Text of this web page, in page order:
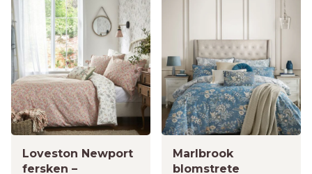
Loveston Newport
fersken –
Dette
produktet
varianter.
Alternativene
kan
velges
på
produktsiden
Marlbrook
blomstrete
har
flere
varianter.
Alternativene
kan
velges
på
produktsiden